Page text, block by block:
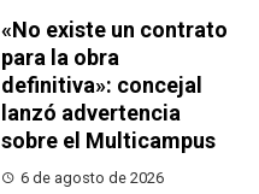
«No existe un contrato
para la obra
definitiva»: concejal
lanzó advertencia
sobre el Multicampus
6 de agosto de 2026